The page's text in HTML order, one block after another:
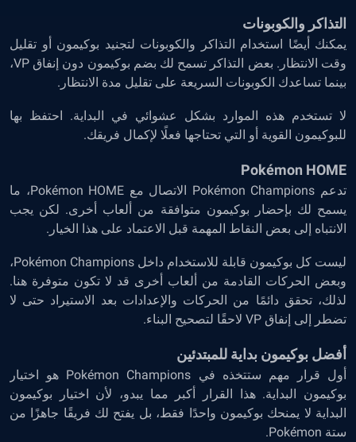
التذاكر والكوبونات
يمكنك أيضًا استخدام التذاكر والكوبونات لتجنيد بوكيمون أو تقليل
وقت الانتظار. بعض التذاكر تسمح لك بضم بوكيمون دون إنفاق VP،
بينما تساعدك الكوبونات السريعة على تقليل مدة الانتظار.
لا تستخدم هذه الموارد بشكل عشوائي في البداية. احتفظ بها
للبوكيمون القوية أو التي تحتاجها فعلًا لإكمال فريقك.
Pokémon HOME
تدعم Pokémon Champions الاتصال مع Pokémon HOME، ما
يسمح لك بإحضار بوكيمون متوافقة من ألعاب أخرى. لكن يجب
الانتباه إلى بعض النقاط المهمة قبل الاعتماد على هذا الخيار.
ليست كل بوكيمون قابلة للاستخدام داخل Pokémon Champions،
وبعض الحركات القادمة من ألعاب أخرى قد لا تكون متوفرة هنا.
لذلك، تحقق دائمًا من الحركات والإعدادات بعد الاستيراد حتى لا
تضطر إلى إنفاق VP لاحقًا لتصحيح البناء.
أفضل بوكيمون بداية للمبتدئين
أول قرار مهم ستتخذه في Pokémon Champions هو اختيار
بوكيمون البداية. هذا القرار أكبر مما يبدو، لأن اختيار بوكيمون
البداية لا يمنحك بوكيمون واحدًا فقط، بل يفتح لك فريقًا جاهزًا من
ستة Pokémon.